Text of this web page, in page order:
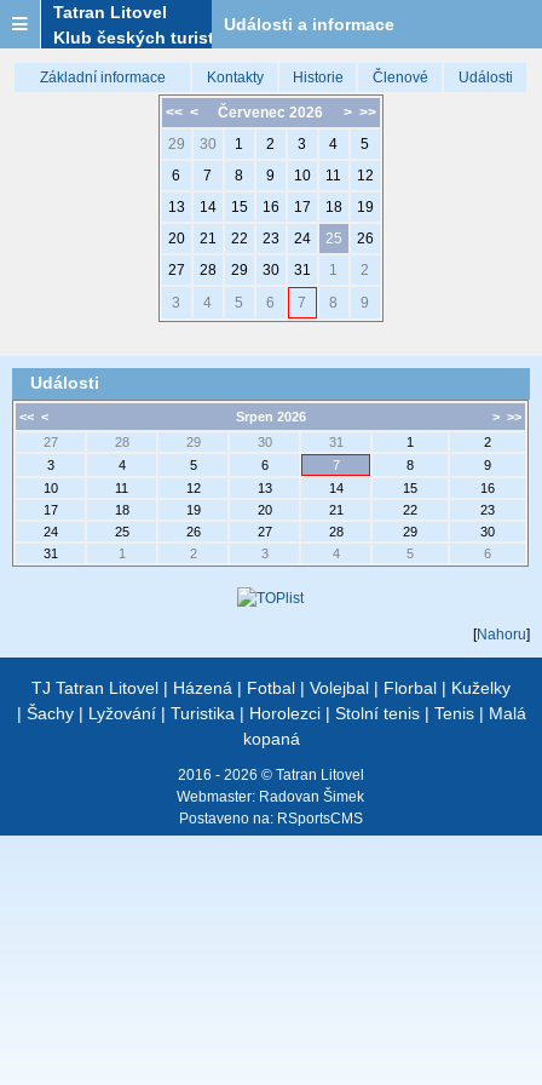
Tatran Litovel
Klub českých turistů
Události a informace
Základní informace Kontakty Historie Členové Události
<< < > >>
Červenec 2026
29
30 1 2 3 4
5
6
7 8 9 10 11
12
13
14 15 16 17 18
19
20
21 22 23 24 25
26
27
28 29 30 31 1
2
3
4 5 6 7 8 9
Události
<< < > >>
Srpen 2026
27
28 29 30 31 1
2
3
4 5 6 7 8
9
10
11 12 13 14 15
16
17
18 19 20 21 22
23
24
25 26 27 28 29
30
31
1 2 3 4 5 6
[Nahoru]
TJ Tatran Litovel | Házená | Fotbal | Volejbal | Florbal | Kuželky
| Šachy| Lyžování| Turistika | Horolezci| Stolní tenis| Tenis| Malá
kopaná
2016 - 2026 © Tatran Litovel
Webmaster: Radovan Šimek
Postaveno na: RSportsCMS